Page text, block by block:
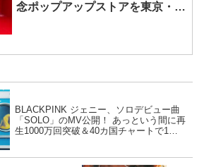
念ポップアップストアを東京・原
BLACKPINK ジェニー、ソロデビュー曲
「SOLO」のMV公開！ あっという間に再
生1000万回突破＆40カ国チャートで1位